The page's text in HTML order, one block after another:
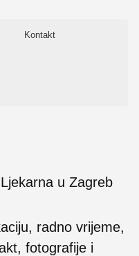
Kontakt
u Zagreb
radno vrijeme,
fotografije i